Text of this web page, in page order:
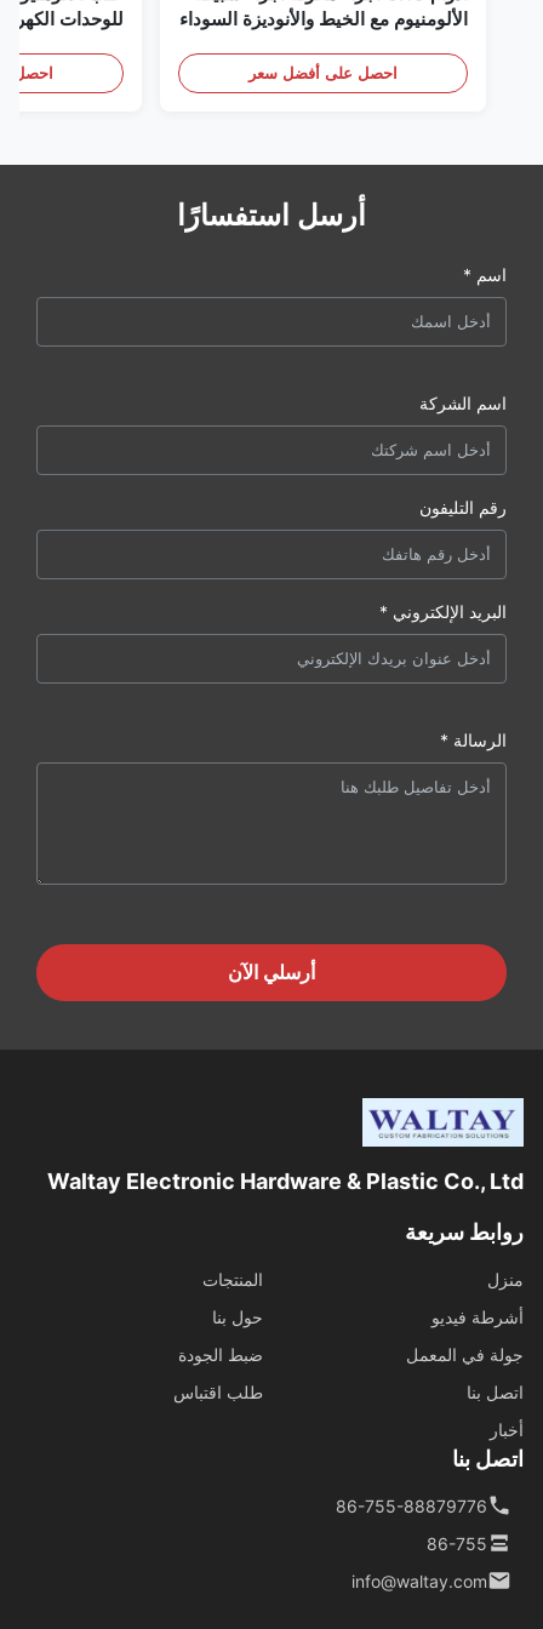
الألومنيوم مع الخيط والأنوديزة السوداء
احصل على أفضل سعر
للوحدات
احصل
أرسل استفسارًا
اسم *
اسم الشركة
رقم التليفون
البريد الإلكتروني *
الرسالة *
أرسلي الآن
Waltay Electronic Hardware & Plastic Co., Ltd
روابط سريعة
منزل
المنتجات
أشرطة فيديو
حول بنا
جولة في المعمل
ضبط الجودة
اتصل بنا
طلب اقتباس
أخبار
اتصل بنا
86-755-88879776
86-755
info@waltay.com